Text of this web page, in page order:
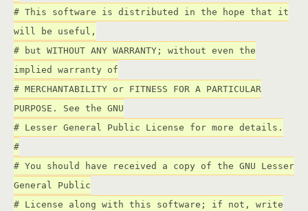
# This software is distributed in the hope that it
will be useful,
# but WITHOUT ANY WARRANTY; without even the
implied warranty of
# MERCHANTABILITY or FITNESS FOR A PARTICULAR
PURPOSE. See the GNU
# Lesser General Public License for more details.
#
# You should have received a copy of the GNU Lesser
General Public
# License along with this software; if not, write